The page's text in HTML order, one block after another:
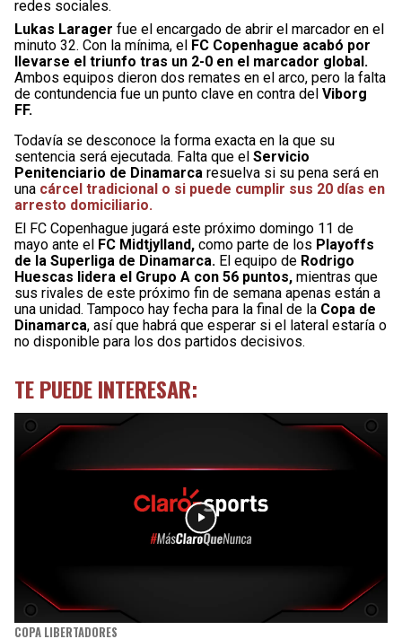
redes sociales.
Lukas Larager fue el encargado de abrir el marcador en el
minuto 32. Con la mínima, el FC Copenhague acabó por
llevarse el triunfo tras un 2-0 en el marcador global.
Ambos equipos dieron dos remates en el arco, pero la falta
de contundencia fue un punto clave en contra del Viborg
FF.
Todavía se desconoce la forma exacta en la que su
sentencia será ejecutada. Falta que el Servicio
Penitenciario de Dinamarca resuelva si su pena será en
una cárcel tradicional o si puede cumplir sus 20 días en
arresto domiciliario.
El FC Copenhague jugará este próximo domingo 11 de
mayo ante el FC Midtjylland, como parte de los Playoffs
de la Superliga de Dinamarca. El equipo de Rodrigo
Huescas lidera el Grupo A con 56 puntos, mientras que
sus rivales de este próximo fin de semana apenas están a
una unidad. Tampoco hay fecha para la final de la Copa de
Dinamarca, así que habrá que esperar si el lateral estaría o
no disponible para los dos partidos decisivos.
TE PUEDE INTERESAR:
COPA LIBERTADORES